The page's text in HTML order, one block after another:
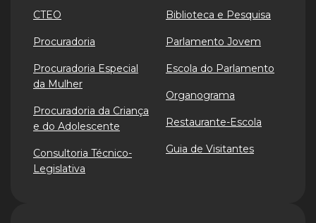
CTEO
Procuradoria
Procuradoria Especial
da Mulher
Procuradoria da Criança
e do Adolescente
Consultoria Técnico-
Legislativa
Biblioteca e Pesquisa
Parlamento Jovem
Escola do Parlamento
Organograma
Restaurante-Escola
Guia de Visitantes